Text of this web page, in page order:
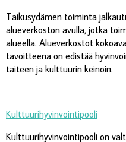
Taikusydämen toiminta
alueverkoston avulla, jotka
alueella. Alueverkostot
tavoitteena on edistää
taiteen ja kulttuurin keinoin.
Kulttuurihyvinvointipooli
Kulttuurihyvinvointipooli on